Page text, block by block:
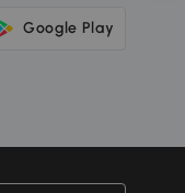
Google Play